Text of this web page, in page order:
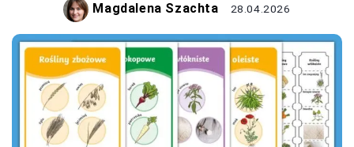
Magdalena Szachta 28.04.2026